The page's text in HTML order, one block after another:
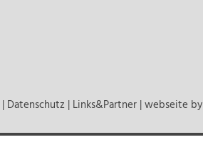
| Datenschutz | Links&Partner | webseite by